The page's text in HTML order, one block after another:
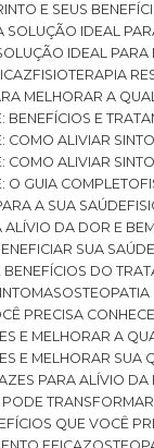
E SEUS
SOLUÇÃO IDEAL
IDEAL
FISIOTERAPIA
MELHORAR A
BENEFÍCIOS E
COMO ALIVIAR
COMO ALIVIAR
O GUIA COMPLETO
A SUA SAÚDE
ALÍVIO DA DOR E
SUA SAÚDE
BENEFÍCIOS DO
PRECISA
E MELHORAR A
E MELHORAR SUA
PARA ALÍVIO
PODE
QUE VOCÊ